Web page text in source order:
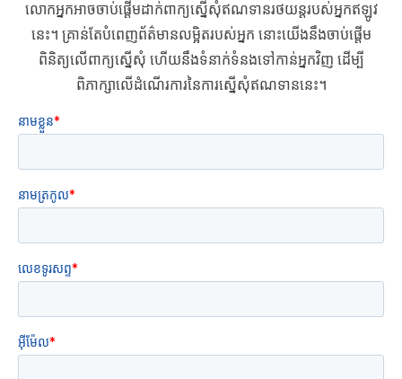
លោកអ្នកអាចចាប់ផ្តើមដាក់ពាក្យស្នើសុំឥណទានរថយន្តរបស់អ្នកឥឡូវ
នេះ។ គ្រាន់តែបំពេញព័ត៌មានលម្អិតរបស់អ្នក នោះយើងនឹងចាប់ផ្តើម
ពិនិត្យលើពាក្យស្នើសុំ ហើយនឹងទំនាក់ទំនងទៅកាន់អ្នកវិញ ដើម្បី
ពិភាក្សាលើដំណើរការនៃការស្នើសុំឥណទាននេះ។